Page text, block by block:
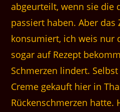
abgeurteilt, wenn sie die
passiert haben. Aber das
konsumiert, ich weis nur
sogar auf Rezept
Schmerzen lindert.
Creme gekauft hier in
Rückenschmerzen hatte.